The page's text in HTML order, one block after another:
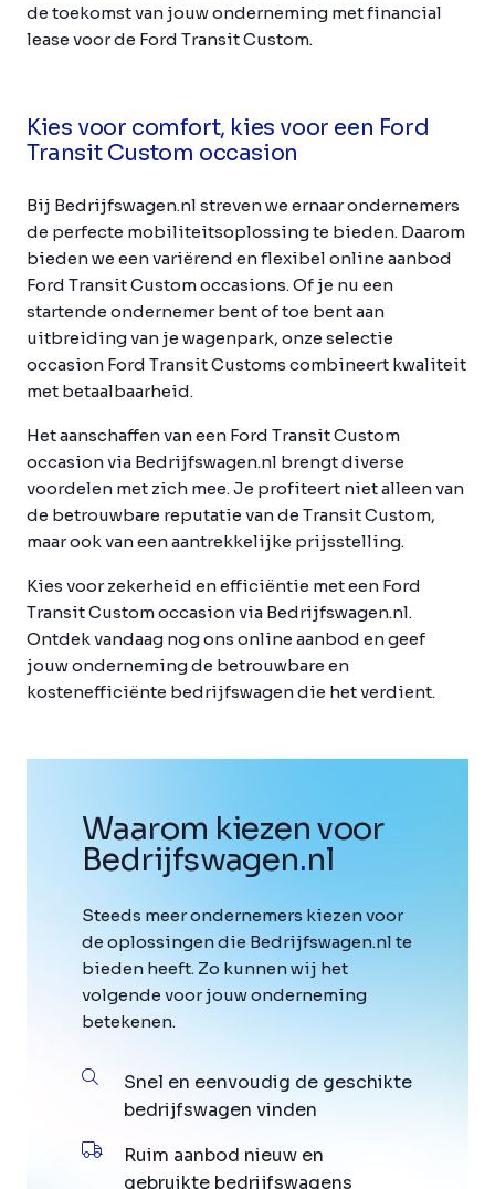
de toekomst van jouw onderneming met financial
lease voor de Ford Transit Custom.
Kies voor comfort, kies voor een Ford
Transit Custom occasion
Bij Bedrijfswagen.nl streven we ernaar ondernemers
de perfecte mobiliteitsoplossing te bieden. Daarom
bieden we een variërend en flexibel online aanbod
Ford Transit Custom occasions. Of je nu een
startende ondernemer bent of toe bent aan
uitbreiding van je wagenpark, onze selectie
occasion Ford Transit Customs combineert kwaliteit
met betaalbaarheid.
Het aanschaffen van een Ford Transit Custom
occasion via Bedrijfswagen.nl brengt diverse
voordelen met zich mee. Je profiteert niet alleen van
de betrouwbare reputatie van de Transit Custom,
maar ook van een aantrekkelijke prijsstelling.
Kies voor zekerheid en efficiëntie met een Ford
Transit Custom occasion via Bedrijfswagen.nl.
Ontdek vandaag nog ons online aanbod en geef
jouw onderneming de betrouwbare en
kostenefficiënte bedrijfswagen die het verdient.
Waarom kiezen voor
Bedrijfswagen.nl
Steeds meer ondernemers kiezen voor
de oplossingen die Bedrijfswagen.nl te
bieden heeft. Zo kunnen wij het
volgende voor jouw onderneming
betekenen.
Snel en eenvoudig de geschikte
bedrijfswagen vinden
Ruim aanbod nieuw en
gebruikte bedrijfswagens